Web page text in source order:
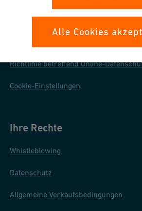
Unsere Richtlinien
Richtlinie betreffend Online-
Cookie-Einstellungen
Ihre Rechte
Whistleblowing
Datenschutz
Allgemeine Verkaufsbedingungen
Alle Cookies